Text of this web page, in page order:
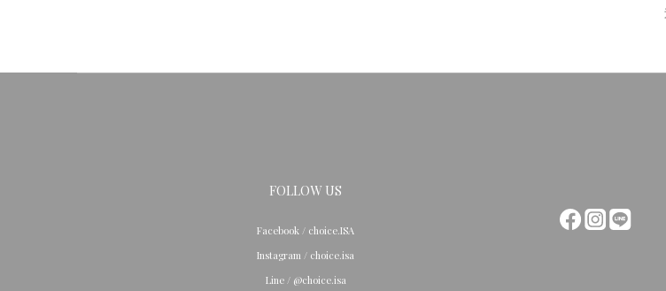
FOLLOW US
Facebook / choice.ISA
Instagram / choice.isa
Line / @choice.isa